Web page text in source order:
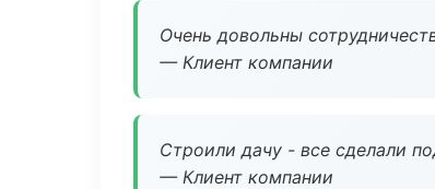
Очень довольны
— Клиент компании
Строили дачу - все сделали
— Клиент компании